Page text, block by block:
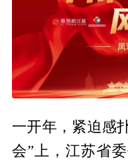
一开年，紧迫感
会”上，江苏省